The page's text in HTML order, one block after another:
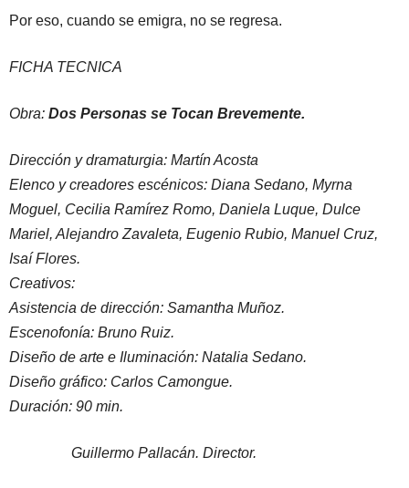
Por eso, cuando se emigra, no se regresa.
FICHA TECNICA
Obra: Dos Personas se Tocan Brevemente.
Dirección y dramaturgia: Martín Acosta
Elenco y creadores escénicos: Diana Sedano, Myrna
Moguel, Cecilia Ramírez Romo, Daniela Luque, Dulce
Mariel, Alejandro Zavaleta, Eugenio Rubio, Manuel Cruz,
Isaí Flores.
Creativos:
Asistencia de dirección: Samantha Muñoz.
Escenofonía: Bruno Ruiz.
Diseño de arte e Iluminación: Natalia Sedano.
Diseño gráfico: Carlos Camongue.
Duración: 90 min.
Guillermo Pallacán. Director.